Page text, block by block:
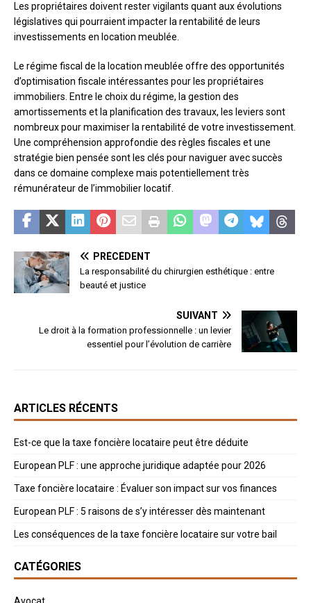
Les propriétaires doivent rester vigilants quant aux évolutions
législatives qui pourraient impacter la rentabilité de leurs
investissements en location meublée.
Le régime fiscal de la location meublée offre des opportunités
d’optimisation fiscale intéressantes pour les propriétaires
immobiliers. Entre le choix du régime, la gestion des
amortissements et la planification des travaux, les leviers sont
nombreux pour maximiser la rentabilité de votre investissement.
Une compréhension approfondie des règles fiscales et une
stratégie bien pensée sont les clés pour naviguer avec succès
dans ce domaine complexe mais potentiellement très
rémunérateur de l’immobilier locatif.
PRÉCÉDENT
La responsabilité du chirurgien esthétique : entre
beauté et justice
SUIVANT
Le droit à la formation professionnelle : un levier
essentiel pour l’évolution de carrière
ARTICLES RÉCENTS
Est-ce que la taxe foncière locataire peut être déduite
European PLF : une approche juridique adaptée pour 2026
Taxe foncière locataire : Évaluer son impact sur vos finances
European PLF : 5 raisons de s’y intéresser dès maintenant
Les conséquences de la taxe foncière locataire sur votre bail
CATÉGORIES